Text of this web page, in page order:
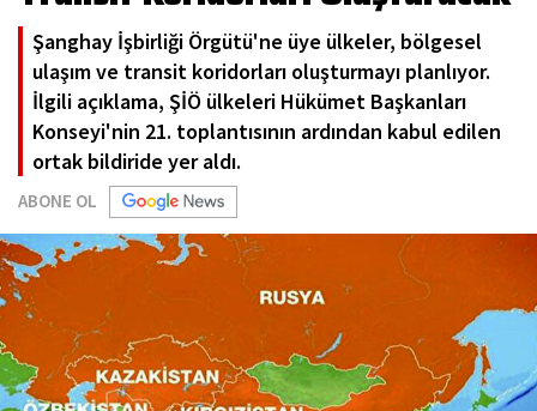
Şanghay İşbirliği Örgütü'ne üye ülkeler, bölgesel
ulaşım ve transit koridorları oluşturmayı planlıyor.
İlgili açıklama, ŞİÖ ülkeleri Hükümet Başkanları
Konseyi'nin 21. toplantısının ardından kabul edilen
ortak bildiride yer aldı.
ABONE OL